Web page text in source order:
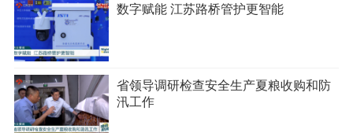
数字赋能 江苏路桥管护更智能
省领导调研检查安全生产夏粮收购和防
汛工作